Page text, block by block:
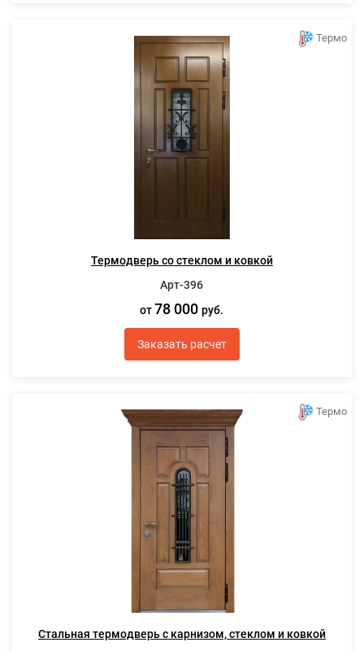
Термо
Термодверь со стеклом и ковкой
Арт-396
от 78 000руб.
Заказать расчет
Термо
Стальная термодверь с карнизом, стеклом и ковкой